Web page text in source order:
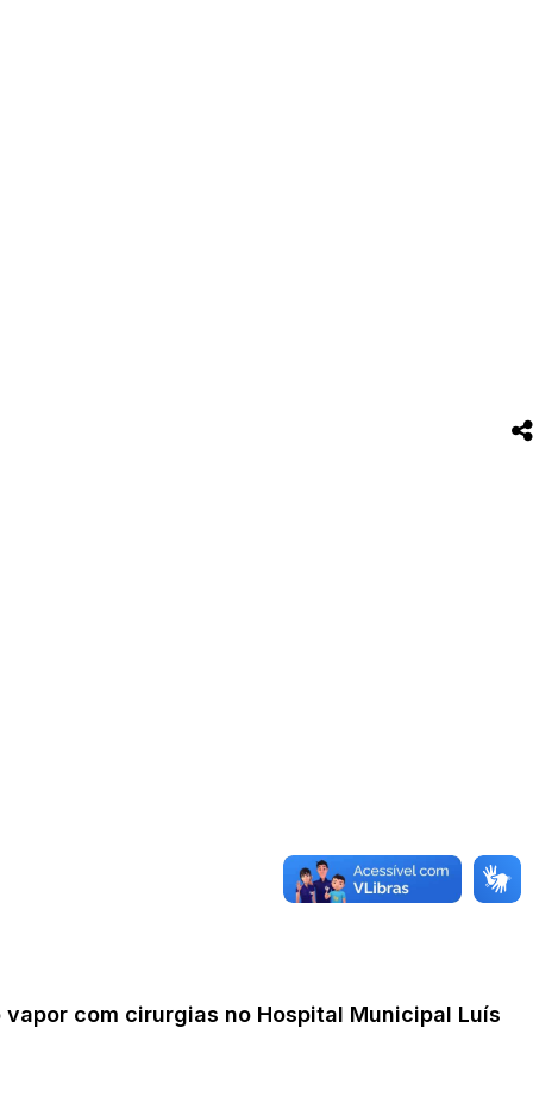
com cirurgias no Hospital Municipal Luís